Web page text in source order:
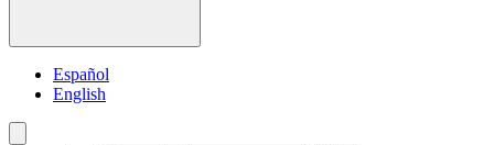
Español
English